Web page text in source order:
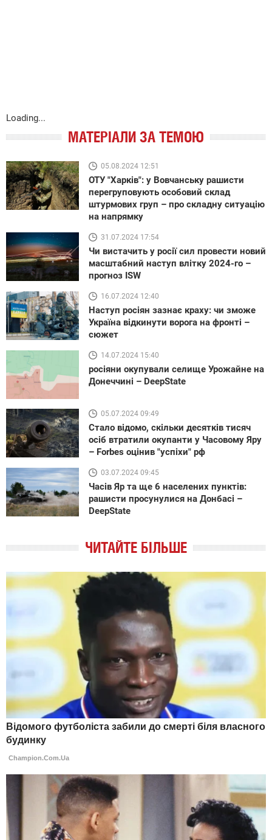
Loading...
МАТЕРІАЛИ ЗА ТЕМОЮ
05.08.2024 12:51
ОТУ "Харків": у Вовчанську рашисти
перегруповують особовий склад
штурмових груп – про складну ситуацію
на напрямку
31.07.2024 17:54
Чи вистачить у росії сил провести новий
масштабний наступ влітку 2024-го –
прогноз ISW
16.07.2024 12:40
Наступ росіян зазнає краху: чи зможе
Україна відкинути ворога на фронті –
сюжет
14.07.2024 15:40
росіяни окупували селище Урожайне на
Донеччині – DeepState
05.07.2024 09:49
Стало відомо, скільки десятків тисяч
осіб втратили окупанти у Часовому Яру
– Forbes оцінив "успіхи" рф
03.07.2024 09:45
Часів Яр та ще 6 населених пунктів:
рашисти просунулися на Донбасі –
DeepState
ЧИТАЙТЕ БІЛЬШЕ